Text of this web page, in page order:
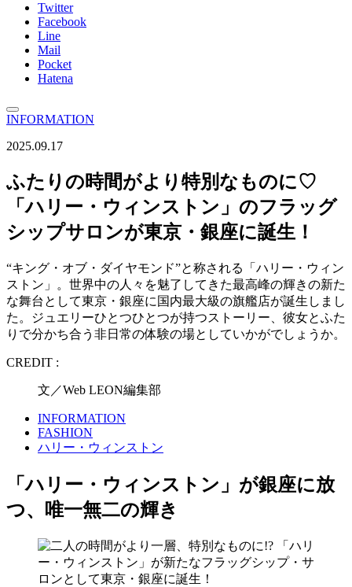
Twitter
Facebook
Line
Mail
Pocket
Hatena
INFORMATION
2025.09.17
ふたりの時間がより特別なものに♡
「ハリー・ウィンストン」のフラッグ
シップサロンが東京・銀座に誕生！
“キング・オブ・ダイヤモンド”と称される「ハリー・ウィン
ストン」。世界中の人々を魅了してきた最高峰の輝きの新た
な舞台として東京・銀座に国内最大級の旗艦店が誕生しまし
た。ジュエリーひとつひとつが持つストーリー、彼女とふた
りで分かち合う非日常の体験の場としていかがでしょうか。
CREDIT :
文／Web LEON編集部
INFORMATION
FASHION
ハリー・ウィンストン
「ハリー・ウィンストン」が銀座に放
つ、唯一無二の輝き